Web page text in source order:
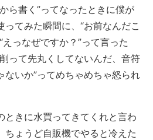
ら書く”ってなったときに僕が
てみた瞬間に、“お前なんだこ
っなぜですか？”って言った
って先丸くしてないんだ、音符
ないか”ってめちゃめちゃ怒られ
ときに水買ってきてくれと言わ
ちょうど自販機でやると冷えた